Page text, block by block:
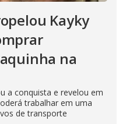
Kayky
na
a conquista e revelou em
trabalhar em uma
de transporte